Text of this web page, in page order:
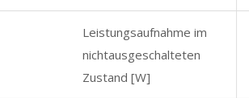
Leistungsaufnahme im
nichtausgeschalteten
Zustand [W]